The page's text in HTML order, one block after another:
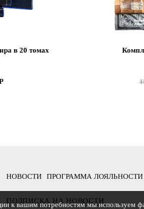
в 20 томах
НОВОСТИ ПРОГРАММА ЛОЯЛЬНОСТИ
ПОДПИСКА НА НОВОСТИ
к вашим потребностям мы используем